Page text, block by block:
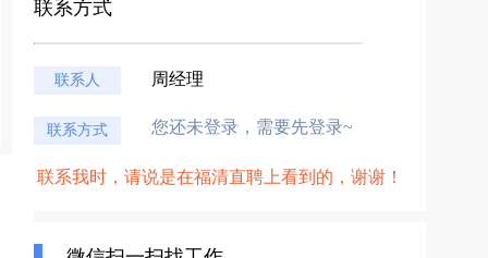
联系方式
联系人 周经理
联系方式 您还未登录，需要先登录~
联系我时，请说是在福清直聘上看到的，谢谢！